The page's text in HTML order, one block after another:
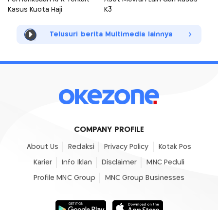
Kasus Kuota Haji
K3
Telusuri berita Multimedia lainnya
COMPANY PROFILE
About Us Redaksi Privacy Policy Kotak Pos
Karier Info Iklan Disclaimer MNC Peduli
Profile MNC Group MNC Group Businesses